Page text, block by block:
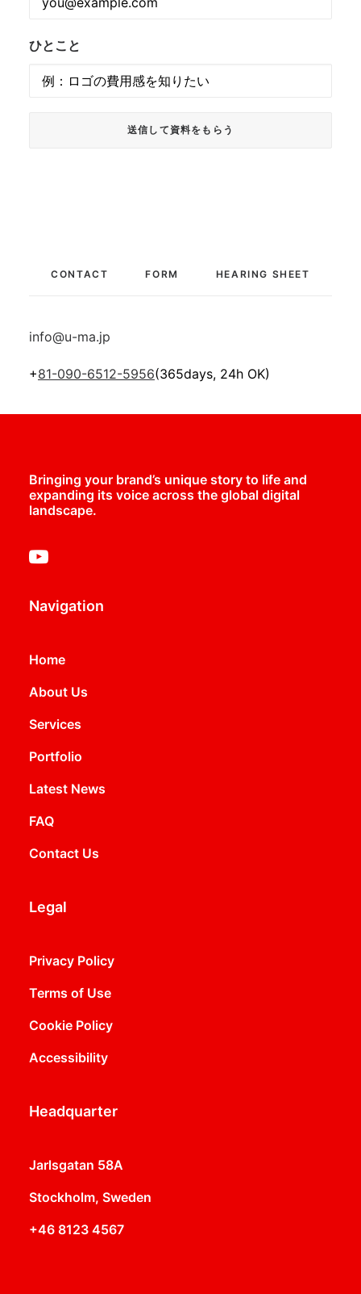
ひとこと
CONTACT FORM HEARING SHEET
info@u-ma.jp
+81-090-6512-5956(365days, 24h OK)
Bringing your brand’s unique story to life and
expanding its voice across the global digital
landscape.
Navigation
Home
About Us
Services
Portfolio
Latest News
FAQ
Contact Us
Legal
Privacy Policy
Terms of Use
Cookie Policy
Accessibility
Headquarter
Jarlsgatan 58A
Stockholm, Sweden
+46 8123 4567